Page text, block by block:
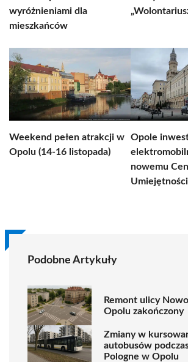
wyróżnieniami dla
mieszkańców
Weekend pełen atrakcji w
Opolu (14-16 listopada)
Opole
nowemu
Umiejętności
Podobne Artykuły
Remont ulicy
Opolu zakończony
Zmiany w
autobusów
Pologne w Opolu